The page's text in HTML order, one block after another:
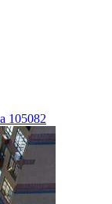
105082